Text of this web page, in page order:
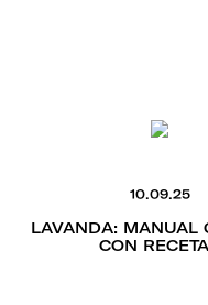
10.09.25
LAVANDA: MANUAL
CON